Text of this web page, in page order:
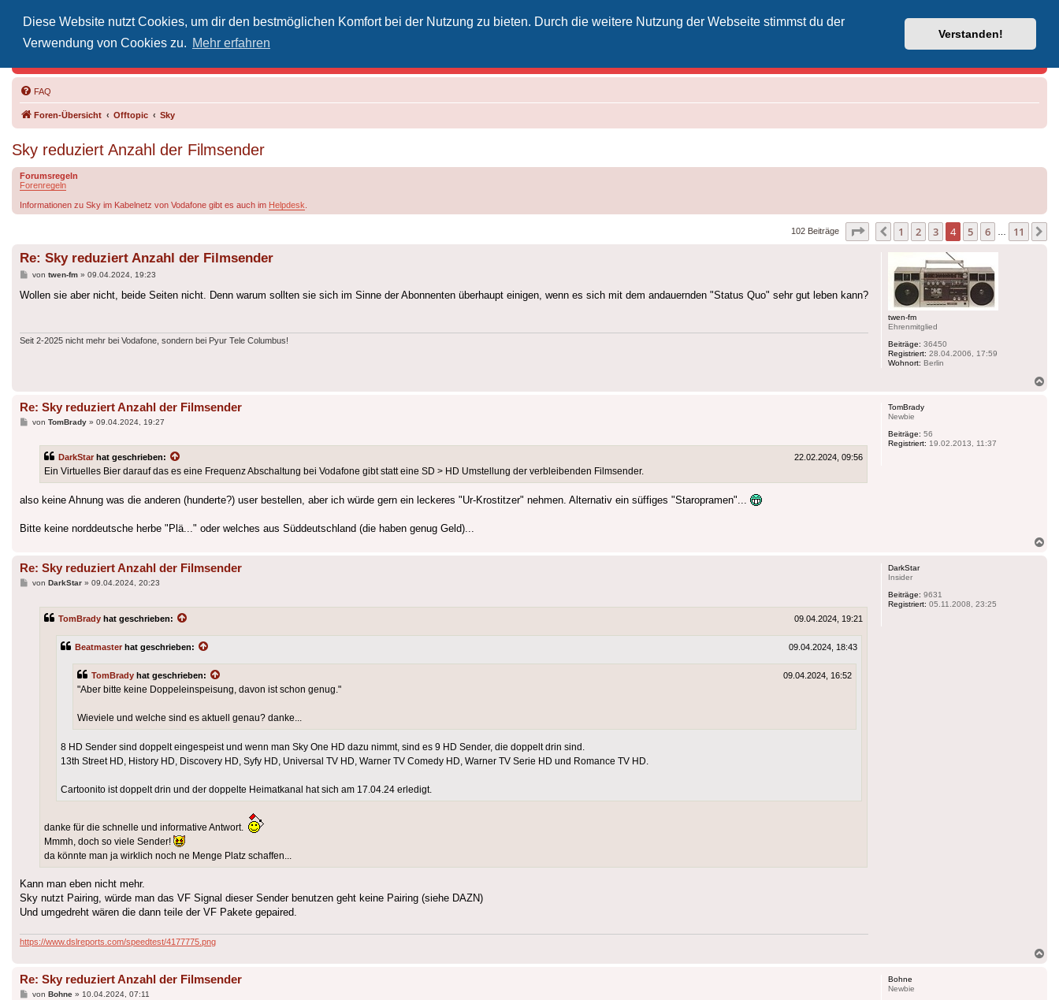
Diese Website nutzt Cookies, um dir den bestmöglichen Komfort bei der Nutzung zu bieten. Durch die weitere Nutzung der Webseite stimmst du der
Verwendung von Cookies zu. Mehr erfahren
Verstanden!
Vodafone-Kabel-Helpdesk
FAQ
Foren-Übersicht Offtopic Sky
Sky reduziert Anzahl der Filmsender
Forumsregeln
Forenregeln
Informationen zu Sky im Kabelnetz von Vodafone gibt es auch im Helpdesk
102 Beiträge Seite von11
Vorherige
1 2 3 4 5 6 11
twen-fm
Ehrenmitglied
Beiträge: 36450
Registriert: 28.04.2006, 17:59
Wohnort: Berlin
Re: Sky reduziert Anzahl der Filmsender
Beitrag
von twen-fm» 09.04.2024, 19:23
Wollen sie aber nicht, beide Seiten nicht. Denn warum sollten sie sich im Sinne der Abonnenten überhaupt einigen, wenn es sich mit dem andauernden "Status Quo" sehr gut leben kann?
Seit 2-2025 nicht mehr bei Vodafone, sondern bei Pyur Tele Columbus!
TomBrady
Newbie
Beiträge: 56
Registriert: 19.02.2013, 11:37
Re: Sky reduziert Anzahl der Filmsender
Beitrag
von TomBrady» 09.04.2024, 19:27
DarkStar hat geschrieben: 22.02.2024, 09:56
Ein Virtuelles Bier darauf das es eine Frequenz Abschaltung bei Vodafone gibt statt eine SD > HD Umstellung der verbleibenden Filmsender.
also keine Ahnung was die anderen (hunderte?) user bestellen, aber ich würde gern ein leckeres "Ur-Krostitzer" nehmen. Alternativ ein süffiges "Staropramen"...
Bitte keine norddeutsche herbe "Plä..." oder welches aus Süddeutschland (die haben genug Geld)...
DarkStar
Insider
Beiträge: 9631
Registriert: 05.11.2008, 23:25
Re: Sky reduziert Anzahl der Filmsender
Beitrag
von DarkStar» 09.04.2024, 20:23
TomBrady hat geschrieben: 09.04.2024, 19:21
Beatmaster hat geschrieben: 09.04.2024, 18:43
TomBrady hat geschrieben: 09.04.2024, 16:52
"Aber bitte keine Doppeleinspeisung, davon ist schon genug."
Wieviele und welche sind es aktuell genau? danke...
8 HD Sender sind doppelt eingespeist und wenn man Sky One HD dazu nimmt, sind es 9 HD Sender, die doppelt drin sind.
13th Street HD, History HD, Discovery HD, Syfy HD, Universal TV HD, Warner TV Comedy HD, Warner TV Serie HD und Romance TV HD.
Cartoonito ist doppelt drin und der doppelte Heimatkanal hat sich am 17.04.24 erledigt.
danke für die schnelle und informative Antwort.
Mmmh, doch so viele Sender!
da könnte man ja wirklich noch ne Menge Platz schaffen...
Kann man eben nicht mehr.
Sky nutzt Pairing, würde man das VF Signal dieser Sender benutzen geht keine Pairing (siehe DAZN)
Und umgedreht wären die dann teile der VF Pakete gepaired.
https://www.dslreports.com/speedtest/4177775.png
Bohne
Newbie
Re: Sky reduziert Anzahl der Filmsender
Beitrag
von Bohne» 10.04.2024, 07:11